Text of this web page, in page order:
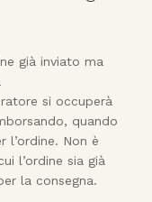
già inviato ma
si occuperà
quando
l’ordine. Non è
l’ordine sia già
la consegna.